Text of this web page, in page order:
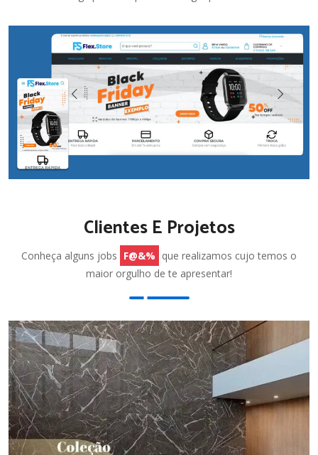
Clientes E Projetos
Conheça alguns jobs F@&% que realizamos cujo temos o
maior orgulho de te apresentar!